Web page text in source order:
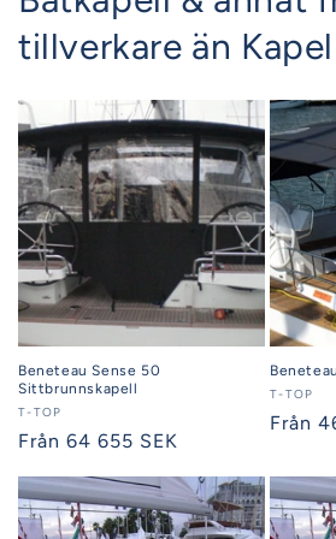
tillverkare än
Beneteau Sense 50
Sittbrunnskapell
Säljare:
T-TOP
Ordinarie
Från 64 655 SEK
Säljare:
T-TOP
Från